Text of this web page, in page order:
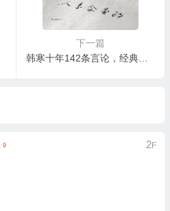
下一篇
韩寒十年142条言论，经典的一塌糊涂
9 2F